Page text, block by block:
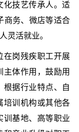
化技艺传承人。适
商务、微店等适合
灵活就业。
在岗残疾职工开展
体作用，鼓励用
根据行业特点、自
培训机构或其他各
训基地、高等职业